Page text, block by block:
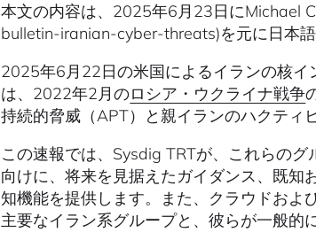
本文の内容は、2025年6月23日にMichael
bulletin-iranian-cyber-threats)を元に日本
2025年6月22日の米国によるイランの核イ
は、2022年2月のロシア・ウクライナ戦争
持続的脅威（APT）と親イランのハクティ
この速報では、Sysdig TRTが、これらの
向けに、将来を見据えたガイダンス、既知
知機能を提供します。また、クラウドおよ
主要なイラン系グループと、彼らが一般的